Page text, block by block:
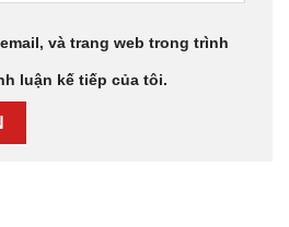
và trang web trong trình
luận kế tiếp của tôi.